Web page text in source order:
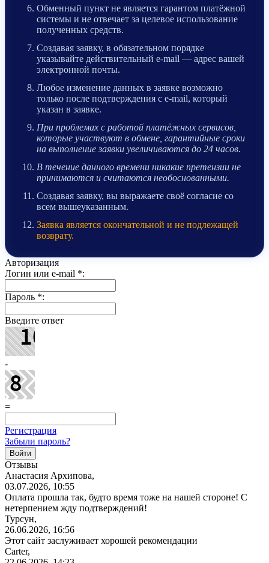
Обменный пункт не является гарантом платёжной
системы и не отвечает за целевое использование
полученных средств.
Создавая заявку, в обязательном порядке
указывайте действительный e-mail — адрес вашей
электронной почты.
Любое изменение данных в заявке возможно
только после подтверждения с e-mail, который
указан в заявке.
При проблемах с работой платёжных сервисов,
которые участвуют в обмене, гарантийные сроки
на выполнение заявки увеличиваются до 24 часов.
В течение данного времени никакие претензии не
принимаются и считаются необоснованными.
Создавая заявку, вы выражаете своё согласие со
всем вышеуказанным.
Заявка является окончательной и не подлежащей
возврату.
Авторизация
Логин или e-mail *:
Пароль *:
Введите ответ
-
=
Регистрация
Забыли пароль?
Отзывы
Анастасия Архипова,
03.07.2026, 10:55
Оплата прошла так, будто время тоже на нашей стороне! С
нетерпением жду подтверждений!
Турсун,
26.06.2026, 16:56
Этот сайт заслуживает хорошей рекомендации
Carter,